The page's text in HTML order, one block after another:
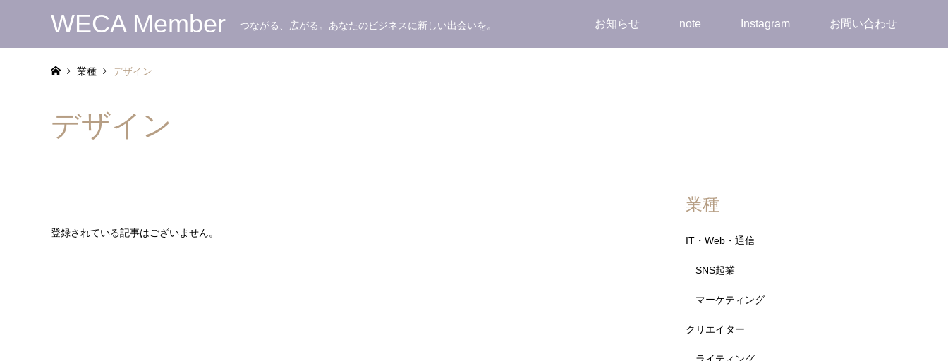
WECA Member つながる、広がる。あなたのビジネスに新しい出会いを。 お知らせ note Instagram お問い合わせ
業種 デザイン
デザイン
登録されている記事はございません。
業種
IT・Web・通信
SNS起業
マーケティング
クリエイター